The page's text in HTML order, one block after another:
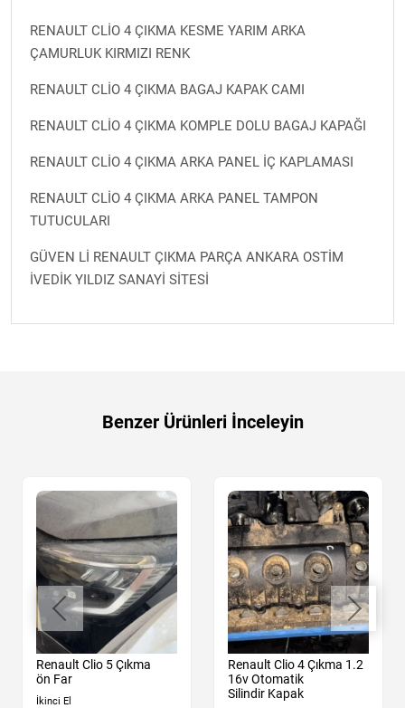
RENAULT CLİO 4 ÇIKMA KESME YARIM ARKA
ÇAMURLUK KIRMIZI RENK
RENAULT CLİO 4 ÇIKMA BAGAJ KAPAK CAMI
RENAULT CLİO 4 ÇIKMA KOMPLE DOLU BAGAJ KAPAĞI
RENAULT CLİO 4 ÇIKMA ARKA PANEL İÇ KAPLAMASI
RENAULT CLİO 4 ÇIKMA ARKA PANEL TAMPON
TUTUCULARI
GÜVEN Lİ RENAULT ÇIKMA PARÇA ANKARA OSTİM
İVEDİK YILDIZ SANAYİ SİTESİ
Benzer Ürünleri İnceleyin
Renault Clio 5 Çıkma
ön Far
İkinci El
Renault Clio 4 Çıkma 1.2
16v Otomatik
Silindir Kapak